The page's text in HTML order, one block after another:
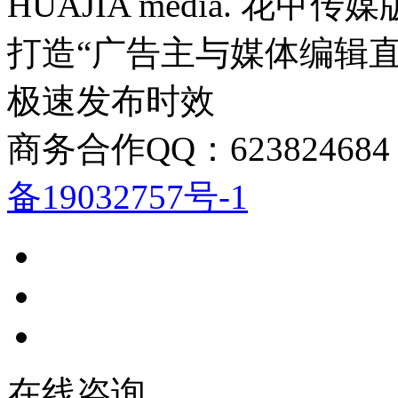
打造“广告主与媒体编辑
极速发布时效
商务合作QQ：
备19032757号-1